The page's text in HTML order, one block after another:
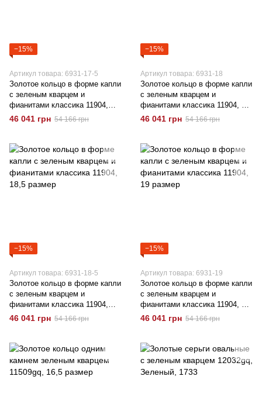
−15%
Артикул товара: 6931-17-5
Золотое кольцо в форме капли
с зеленым кварцем и
фианитами классика 11904,
17,5 размер
46 041 грн 54 166 грн
−15%
Артикул товара: 6931-18
Золотое кольцо в форме капли
с зеленым кварцем и
фианитами классика 11904, 18
размер
46 041 грн 54 166 грн
−15%
Артикул товара: 6931-18-5
Золотое кольцо в форме капли
с зеленым кварцем и
фианитами классика 11904,
18,5 размер
46 041 грн 54 166 грн
−15%
Артикул товара: 6931-19
Золотое кольцо в форме капли
с зеленым кварцем и
фианитами классика 11904, 19
размер
46 041 грн 54 166 грн